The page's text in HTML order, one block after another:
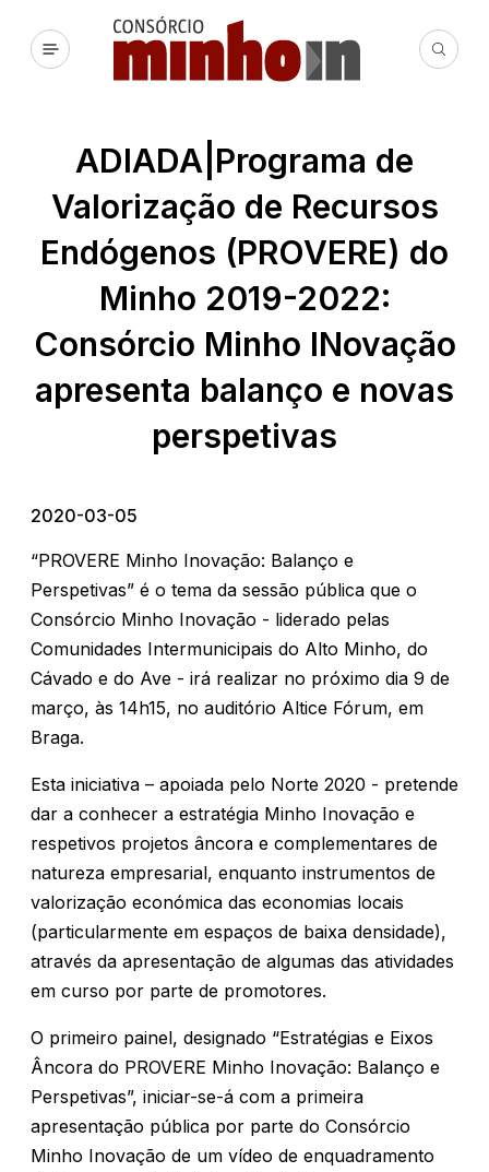
ADIADA|Programa de
Valorização de Recursos
Endógenos (PROVERE) do
Minho 2019-2022:
Consórcio Minho INovação
apresenta balanço e novas
perspetivas
2020-03-05
“PROVERE Minho Inovação: Balanço e
Perspetivas” é o tema da sessão pública que o
Consórcio Minho Inovação - liderado pelas
Comunidades Intermunicipais do Alto Minho, do
Cávado e do Ave - irá realizar no próximo dia 9 de
março, às 14h15, no auditório Altice Fórum, em
Braga.
Esta iniciativa – apoiada pelo Norte 2020 - pretende
dar a conhecer a estratégia Minho Inovação e
respetivos projetos âncora e complementares de
natureza empresarial, enquanto instrumentos de
valorização económica das economias locais
(particularmente em espaços de baixa densidade),
através da apresentação de algumas das atividades
em curso por parte de promotores.
O primeiro painel, designado “Estratégias e Eixos
Âncora do PROVERE Minho Inovação: Balanço e
Perspetivas”, iniciar-se-á com a primeira
apresentação pública por parte do Consórcio
Minho Inovação de um vídeo de enquadramento